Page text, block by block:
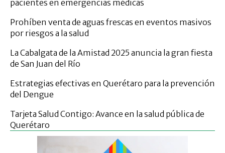
pacientes en emergencias médicas
Prohíben venta de aguas frescas en eventos masivos
por riesgos a la salud
La Cabalgata de la Amistad 2025 anuncia la gran fiesta
de San Juan del Río
Estrategias efectivas en Querétaro para la prevención
del Dengue
Tarjeta Salud Contigo: Avance en la salud pública de
Querétaro